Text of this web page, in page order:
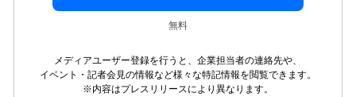
無料
メディアユーザー登録を行うと、企業担当者の連絡先や、
イベント・記者会見の情報など様々な特記情報を閲覧できます。
※内容はプレスリリースにより異なります。